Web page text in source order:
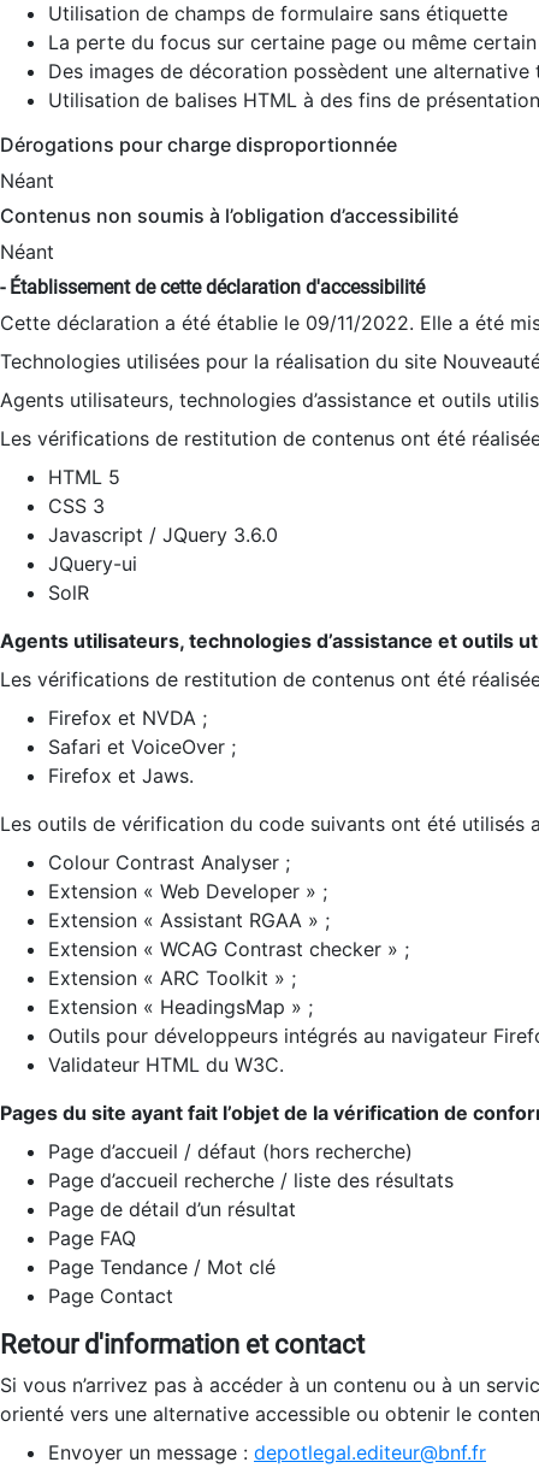
Utilisation de champs de formulaire sans étiquette
La perte du focus sur certaine page ou même
Des images de décoration possèdent une alternative
Utilisation de balises HTML à des fins de
Dérogations pour charge disproportionnée
Néant
Contenus non soumis à l’obligation d’accessibilité
Néant
- Établissement de cette déclaration d'accessibilité
Cette déclaration a été établie le 09/11/2022. Elle a été
Technologies utilisées pour la réalisation du site
Agents utilisateurs, technologies d’assistance et outils
Les vérifications de restitution de contenus ont été
HTML 5
CSS 3
Javascript / JQuery 3.6.0
JQuery-ui
SolR
Agents utilisateurs, technologies d’assistance et outils
Les vérifications de restitution de contenus ont été
Firefox et NVDA ;
Safari et VoiceOver ;
Firefox et Jaws.
Les outils de vérification du code suivants ont été utilisés
Colour Contrast Analyser ;
Extension « Web Developer » ;
Extension « Assistant RGAA » ;
Extension « WCAG Contrast checker » ;
Extension « ARC Toolkit » ;
Extension « HeadingsMap » ;
Outils pour développeurs intégrés au navigateur
Validateur HTML du W3C.
Pages du site ayant fait l’objet de la vérification de
Page d’accueil / défaut (hors recherche)
Page d’accueil recherche / liste des résultats
Page de détail d’un résultat
Page FAQ
Page Tendance / Mot clé
Page Contact
Retour d'information et contact
Si vous n’arrivez pas à accéder à un contenu ou à un
orienté vers une alternative accessible ou obtenir le
Envoyer un message : depotlegal.editeur@bnf.fr